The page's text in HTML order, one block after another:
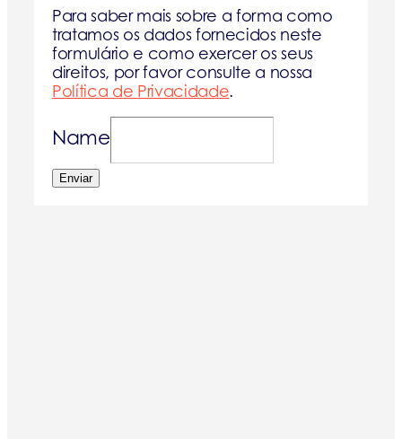
Para saber mais sobre a forma como
tratamos os dados fornecidos neste
formulário e como exercer os seus
direitos, por favor consulte a nossa
Política de Privacidade.
Name
Enviar